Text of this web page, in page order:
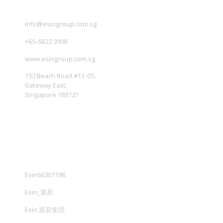
info@esingroup.com.sg
+65-6822 3908
www.esingroup.com.sg
152 Beach Road #11-05,
Gateway East,
Singapore 189721
Esin66307198
Esin_翼新
Esin 翼新集団